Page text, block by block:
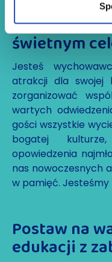
Wycieczki
świetnym
Jesteś
atrakcji dla swojej
zorganizować
wartych
gości wszystkie
bogatej
opowiedzenia
nas nowoczesnych
w pamięć. Jesteśmy
Postaw na
edukacji z